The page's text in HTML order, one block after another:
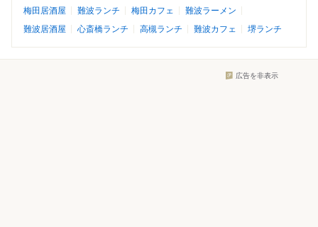
梅田居酒屋
難波ランチ 梅田カフェ
難波ラーメン
難波居酒屋
心斎橋ランチ 高槻ランチ 難波カフェ 堺ランチ
広告を非表示